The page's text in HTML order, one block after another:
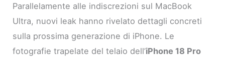
Parallelamente alle indiscrezioni sul MacBook
Ultra, nuovi leak hanno rivelato dettagli concreti
sulla prossima generazione di iPhone. Le
fotografie trapelate del telaio dell’iPhone 18 Pro